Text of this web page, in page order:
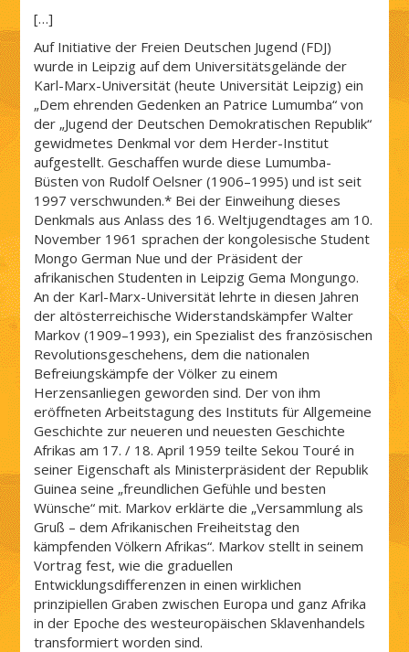
[…]
Auf Initiative der Freien Deutschen Jugend (FDJ)
wurde in Leipzig auf dem Universitätsgelände der
Karl-Marx-Universität (heute Universität Leipzig) ein
„Dem ehrenden Gedenken an Patrice Lumumba“ von
der „Jugend der Deutschen Demokratischen Republik“
gewidmetes Denkmal vor dem Herder-Institut
aufgestellt. Geschaffen wurde diese Lumumba-
Büsten von Rudolf Oelsner (1906–1995) und ist seit
1997 verschwunden.* Bei der Einweihung dieses
Denkmals aus Anlass des 16. Weltjugendtages am 10.
November 1961 sprachen der kongolesische Student
Mongo German Nue und der Präsident der
afrikanischen Studenten in Leipzig Gema Mongungo.
An der Karl-Marx-Universität lehrte in diesen Jahren
der altösterreichische Widerstandskämpfer Walter
Markov (1909–1993), ein Spezialist des französischen
Revolutionsgeschehens, dem die nationalen
Befreiungskämpfe der Völker zu einem
Herzensanliegen geworden sind. Der von ihm
eröffneten Arbeitstagung des Instituts für Allgemeine
Geschichte zur neueren und neuesten Geschichte
Afrikas am 17. / 18. April 1959 teilte Sekou Touré in
seiner Eigenschaft als Ministerpräsident der Republik
Guinea seine „freundlichen Gefühle und besten
Wünsche“ mit. Markov erklärte die „Versammlung als
Gruß – dem Afrikanischen Freiheitstag den
kämpfenden Völkern Afrikas“. Markov stellt in seinem
Vortrag fest, wie die graduellen
Entwicklungsdifferenzen in einen wirklichen
prinzipiellen Graben zwischen Europa und ganz Afrika
in der Epoche des westeuropäischen Sklavenhandels
transformiert worden sind.